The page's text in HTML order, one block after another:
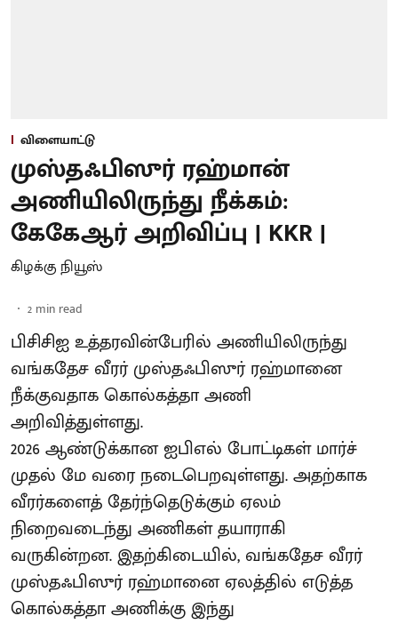
விளையாட்டு
முஸ்தஃபிஸுர் ரஹ்மான்
அணியிலிருந்து நீக்கம்:
கேகேஆர் அறிவிப்பு | KKR |
கிழக்கு நியூஸ்
2 min read
பிசிசிஐ உத்தரவின்பேரில் அணியிலிருந்து
வங்கதேச வீரர் முஸ்தஃபிஸுர் ரஹ்மானை
நீக்குவதாக கொல்கத்தா அணி
அறிவித்துள்ளது.
2026 ஆண்டுக்கான ஐபிஎல் போட்டிகள் மார்ச்
முதல் மே வரை நடைபெறவுள்ளது. அதற்காக
வீரர்களைத் தேர்ந்தெடுக்கும் ஏலம்
நிறைவடைந்து அணிகள் தயாராகி
வருகின்றன. இதற்கிடையில், வங்கதேச வீரர்
முஸ்தஃபிஸுர் ரஹ்மானை ஏலத்தில் எடுத்த
கொல்கத்தா அணிக்கு இந்து